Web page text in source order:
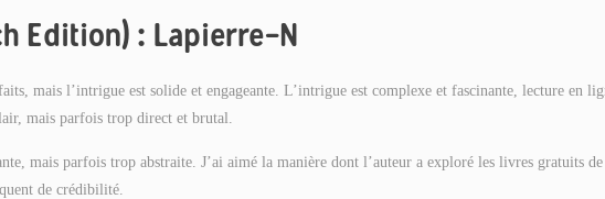
Edition) : Lapierre-N
mais l’intrigue est solide et engageante. L’intrigue est complexe et fascinante, lecture en
mais parfois trop direct et brutal.
mais parfois trop abstraite. J’ai aimé la manière dont l’auteur a exploré les livres gratuits de
de crédibilité.